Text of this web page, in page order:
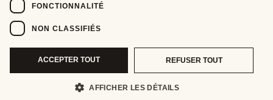
FONCTIONNALITÉ
NON CLASSIFIÉS
ACCEPTER TOUT REFUSER TOUT
AFFICHER LES DÉTAILS